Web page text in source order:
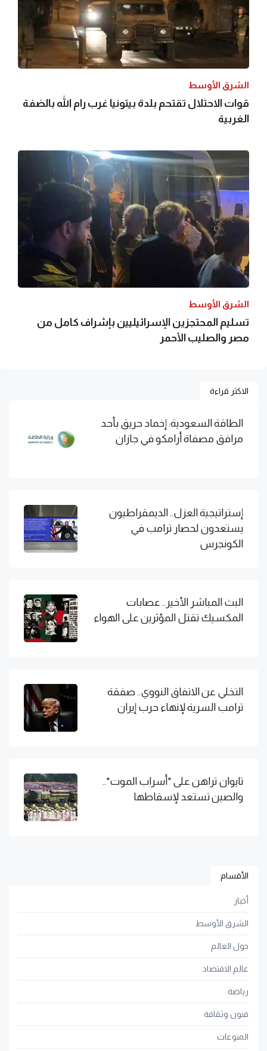
الشرق الأوسط
قوات الاحتلال تقتحم بلدة بيتونيا غرب رام الله بالضفة
الغربية
الشرق الأوسط
تسليم المحتجزين الإسرائيليين بإشراف كامل من
مصر والصليب الأحمر
الاكثر قراءة
الطاقة السعودية: إخماد حريق بأحد
مرافق مصفاة أرامكو في جازان
إستراتيجية العزل.. الديمقراطيون
يستعدون لحصار ترامب في
الكونجرس
البث المباشر الأخير.. عصابات
المكسيك تقتل المؤثرين على الهواء
التخلي عن الاتفاق النووي.. صفقة
ترامب السرية لإنهاء حرب إيران
تايوان تراهن على "أسراب الموت"..
والصين تستعد لإسقاطها
الأقسام
أخبار
الشرق الأوسط
حول العالم
عالم الاقتصاد
رياضة
فنون وثقافة
المنوعات